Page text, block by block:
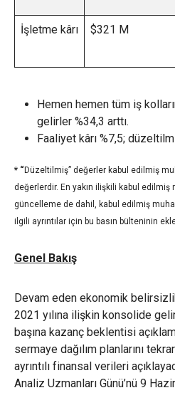
İşletme kârı $321 M
Hemen hemen tüm iş
gelirler %34,3 arttı.
Faaliyet kârı %7,5;
* “Düzeltilmiş” değerler kabul edilmiş
değerlerdir. En yakın ilişkili kabul
güncelleme de dahil, kabul edilmiş
ilgili ayrıntılar için bu basın bülteninin
Genel Bakış
Devam eden ekonomik
2021 yılına ilişkin konsolide
başına kazanç beklentisi
sermaye dağılım planlarını
ayrıntılı finansal verileri
Analiz Uzmanları Günü’nü 9